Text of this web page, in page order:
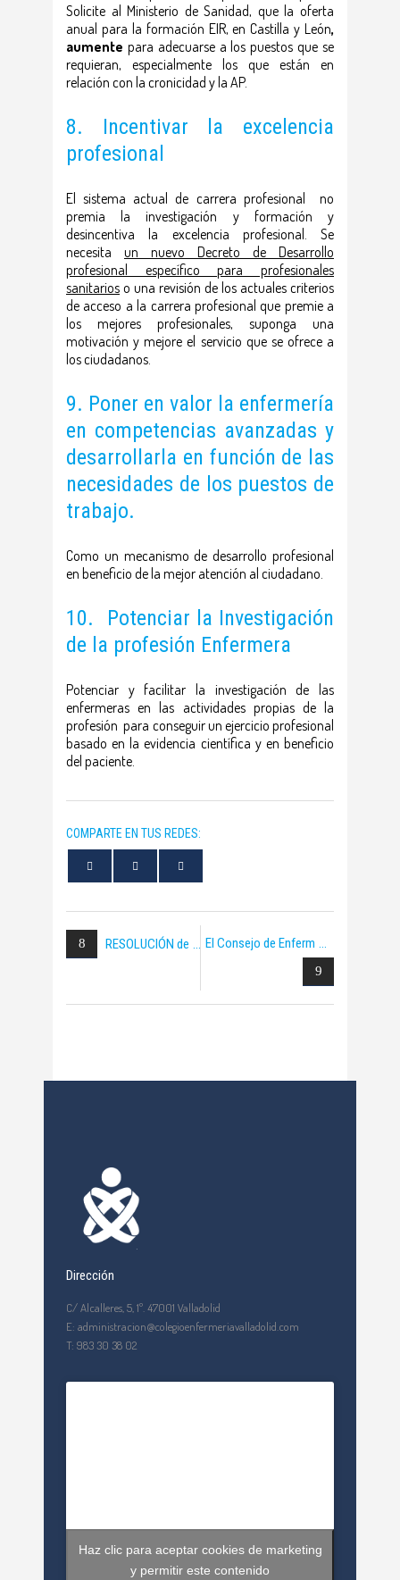
Solicite al Ministerio de Sanidad, que la oferta
anual para la formación EIR, en Castilla y León,
aumente para adecuarse a los puestos que se
requieran, especialmente los que están en
relación con la cronicidad y la AP.
8. Incentivar la excelencia
profesional
El sistema actual de carrera profesional no
premia la investigación y formación y
desincentiva la excelencia profesional. Se
necesita un nuevo Decreto de Desarrollo
profesional específico para profesionales
sanitarios o una revisión de los actuales criterios
de acceso a la carrera profesional que premie a
los mejores profesionales, suponga una
motivación y mejore el servicio que se ofrece a
los ciudadanos.
9. Poner en valor la enfermería
en competencias avanzadas y
desarrollarla en función de las
necesidades de los puestos de
trabajo.
Como un mecanismo de desarrollo profesional
en beneficio de la mejor atención al ciudadano.
10. Potenciar la Investigación
de la profesión Enfermera
Potenciar y facilitar la investigación de las
enfermeras en las actividades propias de la
profesión para conseguir un ejercicio profesional
basado en la evidencia científica y en beneficio
del paciente.
COMPARTE EN TUS REDES:
RESOLUCIÓN de El Consejo de Enferm
Dirección
C/ Alcalleres, 5, 1º. 47001 Valladolid
E: administracion@colegioenfermeriavalladolid.com
T: 983 30 38 02
Haz clic para aceptar cookies de marketing
y permitir este contenido